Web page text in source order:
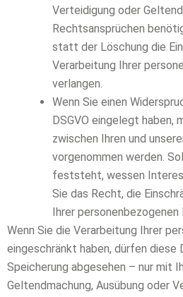
Verteidigung oder
Rechtsansprüchen
statt der Löschung die
Verarbeitung Ihrer
verlangen.
Wenn Sie einen
DSGVO eingelegt haben,
zwischen Ihren und
vorgenommen werden.
feststeht, wessen
Sie das Recht, die
Ihrer personenbezogenen
Wenn Sie die Verarbeitung Ihrer
eingeschränkt haben, dürfen diese
Speicherung abgesehen – nur mit
Geltendmachung, Ausübung oder